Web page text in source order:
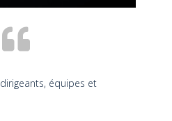
dirigeants, équipes et